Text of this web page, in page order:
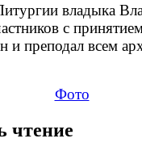
владыка
с
и преподал всем
Фото
чтение